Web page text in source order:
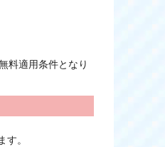
料適用条件となり
。